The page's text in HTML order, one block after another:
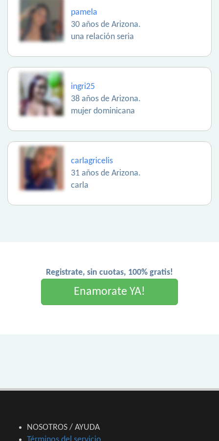
pamela
30 años de Arizona.
una relación seria
ingri25
38 años de Arizona.
mujer dominicana
carlagricelis
31 años de Arizona.
carla
Registrate, sin cuotas, 100% gratis!
Enamorate YA!
NOSOTROS / AYUDA